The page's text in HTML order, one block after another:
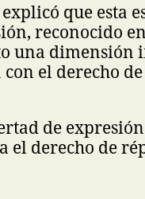
que esta
reconocido
una dimensión
el derecho
de
el derecho de